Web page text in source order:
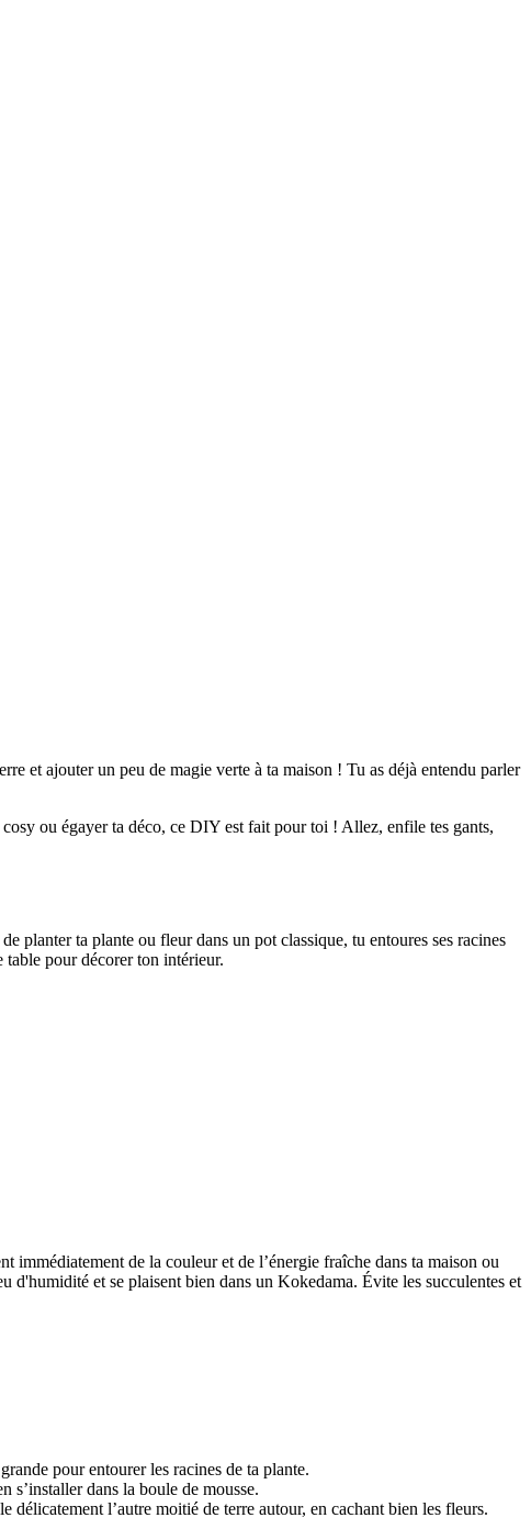
et ajouter un peu de magie verte à ta maison ! Tu as déjà entendu parler
ou égayer ta déco, ce DIY est fait pour toi ! Allez, enfile tes gants,
planter ta plante ou fleur dans un pot classique, tu entoures ses racines
table pour décorer ton intérieur.
immédiatement de la couleur et de l’énergie fraîche dans ta maison ou
d'humidité et se plaisent bien dans un Kokedama. Évite les succulentes et
pour entourer les racines de ta plante.
s’installer dans la boule de mousse.
délicatement l’autre moitié de terre autour, en cachant bien les fleurs.